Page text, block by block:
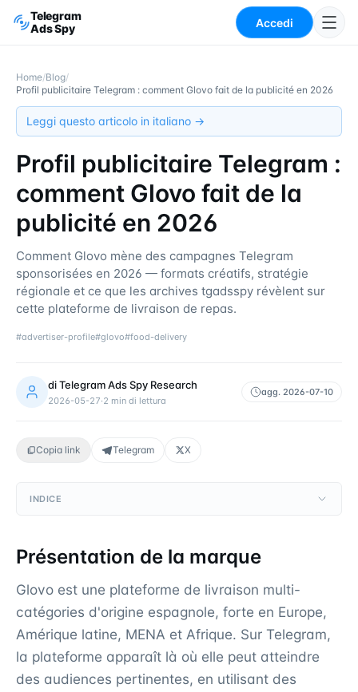
Telegram
Ads Spy
Accedi
Home/Blog/
Profil publicitaire Telegram : comment Glovo fait de la publicité en 2026
Leggi questo articolo in italiano →
Profil publicitaire Telegram :
comment Glovo fait de la
publicité en 2026
Comment Glovo mène des campagnes Telegram
sponsorisées en 2026 — formats créatifs, stratégie
régionale et ce que les archives tgadsspy révèlent sur
cette plateforme de livraison de repas.
#advertiser-profile#glovo#food-delivery
diTelegram Ads Spy Research
2026-05-27·2 min di lettura
agg. 2026-07-10
Copia link Telegram X
INDICE
Présentation de la marque
Glovo est une plateforme de livraison multi-
catégories d'origine espagnole, forte en Europe,
Amérique latine, MENA et Afrique. Sur Telegram,
la plateforme apparaît là où elle peut atteindre
des audiences pertinentes, en utilisant des